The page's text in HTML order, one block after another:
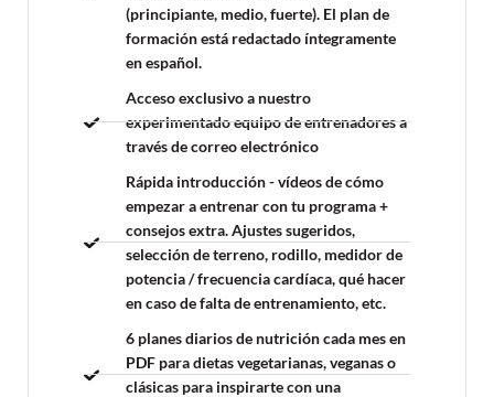
(principiante, medio, fuerte). El plan de
formación está redactado íntegramente
en español.
Acceso exclusivo a nuestro
experimentado equipo de entrenadoresa
través de correo electrónico
Rápida introducción - vídeosde cómo
empezar a entrenar con tu programa +
consejos extra. Ajustes sugeridos,
selección de terreno, rodillo, medidor de
potencia / frecuencia cardíaca, qué hacer
en caso de falta de entrenamiento, etc.
6 planes diarios de nutricióncada mes en
PDF para dietas vegetarianas, veganas o
clásicas para inspirarte con una